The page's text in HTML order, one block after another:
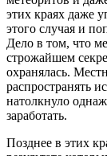
этих краях даже
этого случая и
Дело в том, что
строжайшем
охранялась.
распространять
натолкнуло
заработать.
Позднее в этих